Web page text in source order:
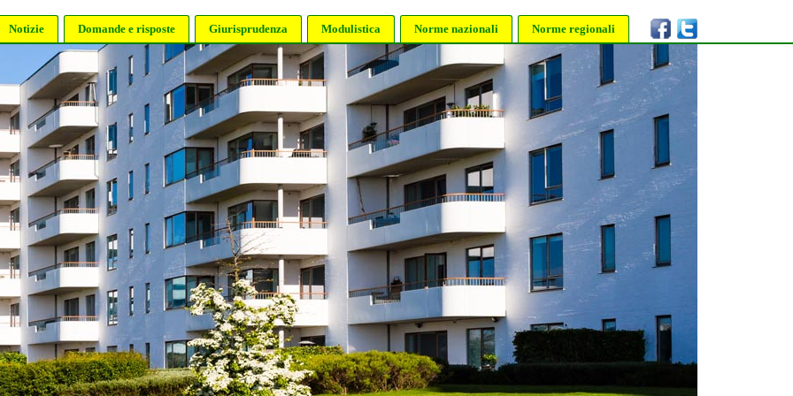
Notizie Domande e risposte Giurisprudenza Modulistica Norme nazionali Norme regionali